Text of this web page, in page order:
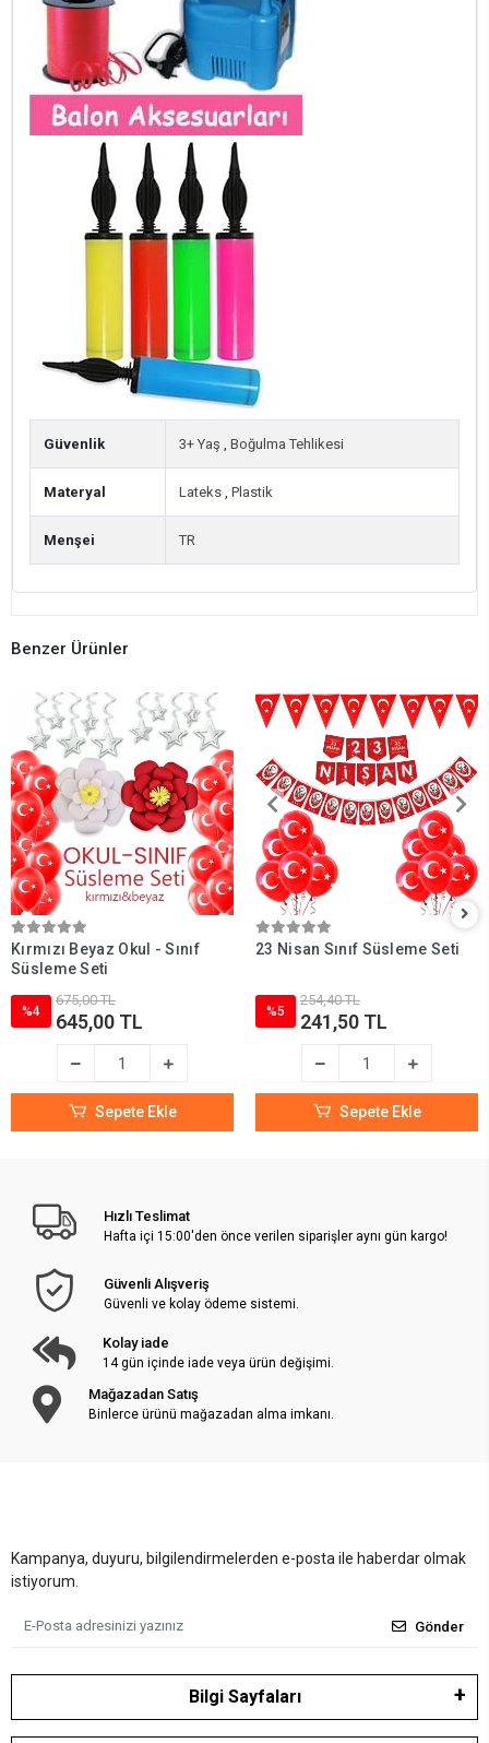
Güvenlik 3+ Yaş , Boğulma Tehlikesi
Materyal Lateks , Plastik
Menşei TR
Benzer Ürünler
Kırmızı Beyaz Okul - Sınıf
Süsleme Seti
%4
675,00 TL
645,00 TL
Sepete Ekle
23 Nisan Sınıf Süsleme Seti
%5
254,40 TL
241,50 TL
Sepete Ekle
Hızlı Teslimat
Hafta içi 15:00'den önce verilen siparişler aynı gün kargo!
Güvenli Alışveriş
Güvenli ve kolay ödeme sistemi.
Kolay iade
14 gün içinde iade veya ürün değişimi.
Mağazadan Satış
Binlerce ürünü mağazadan alma imkanı.
Kampanya, duyuru, bilgilendirmelerden e-posta ile haberdar olmak
istiyorum.
Gönder
Bilgi Sayfaları